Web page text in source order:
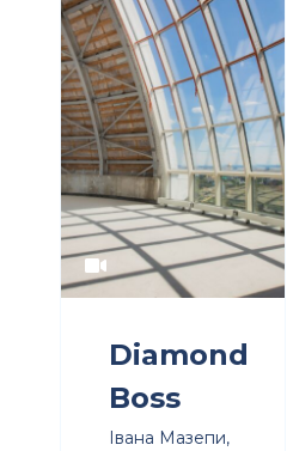
Diamond
Boss
Івана Мазепи,